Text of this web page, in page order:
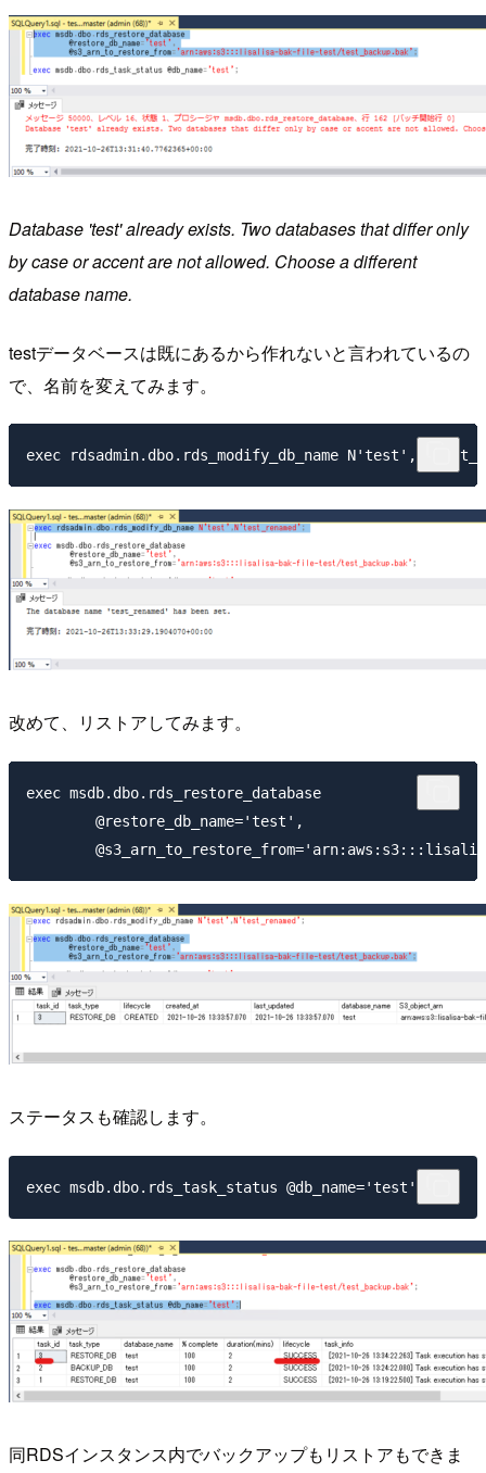
Database 'test' already exists. Two databases that differ only
by case or accent are not allowed. Choose a different
database name.
testデータベースは既にあるから作れないと言われているの
で、名前を変えてみます。
改めて、リストアしてみます。
exec msdb.dbo.rds_restore_database
        @restore_db_name='test',
ステータスも確認します。
同RDSインスタンス内でバックアップもリストアもできま